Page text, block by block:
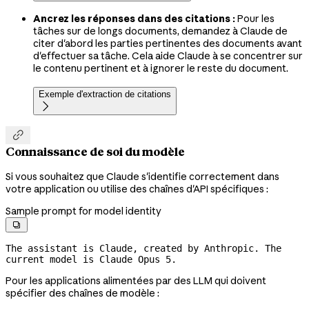
Ancrez les réponses dans des citations :Pour les
tâches sur de longs documents, demandez à Claude de
citer d'abord les parties pertinentes des documents avant
d'effectuer sa tâche. Cela aide Claude à se concentrer sur
le contenu pertinent et à ignorer le reste du document.
Exemple d'extraction de citations


Connaissance de soi du modèle
Si vous souhaitez que Claude s'identifie correctement dans
votre application ou utilise des chaînes d'API spécifiques :
Sample prompt for model identity

The assistant is Claude, created by Anthropic. The
current model is Claude Opus 5.
Pour les applications alimentées par des LLM qui doivent
spécifier des chaînes de modèle :